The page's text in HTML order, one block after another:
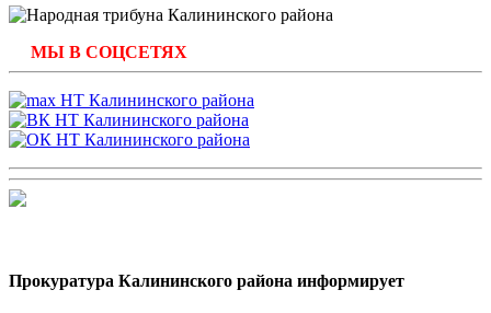
МЫ В СОЦСЕТЯХ
Прокуратура Калининского района информирует